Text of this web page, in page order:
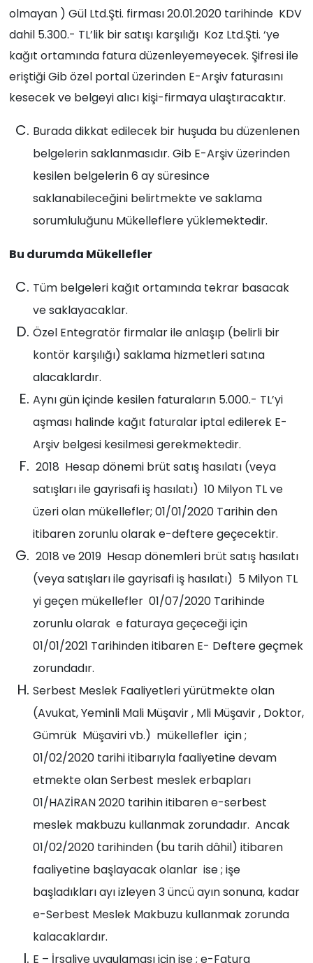
olmayan ) Gül Ltd.Şti. firması 20.01.2020 tarihinde KDV
dahil 5.300.- TL’lik bir satışı karşılığı Koz Ltd.Şti. ‘ye
kağıt ortamında fatura düzenleyemeyecek. Şifresi ile
eriştiği Gib özel portal üzerinden E-Arşiv faturasını
kesecek ve belgeyi alıcı kişi-firmaya ulaştıracaktır.
Burada dikkat edilecek bir huşuda bu düzenlenen
belgelerin saklanmasıdır. Gib E-Arşiv üzerinden
kesilen belgelerin 6 ay süresince
saklanabileceğini belirtmekte ve saklama
sorumluluğunu Mükelleflere yüklemektedir.
Bu durumda Mükellefler
Tüm belgeleri kağıt ortamında tekrar basacak
ve saklayacaklar.
Özel Entegratör firmalar ile anlaşıp (belirli bir
kontör karşılığı) saklama hizmetleri satına
alacaklardır.
Aynı gün içinde kesilen faturaların 5.000.- TL’yi
aşması halinde kağıt faturalar iptal edilerek E-
Arşiv belgesi kesilmesi gerekmektedir.
2018 Hesap dönemi brüt satış hasılatı (veya
satışları ile gayrisafi iş hasılatı) 10 Milyon TL ve
üzeri olan mükellefler; 01/01/2020 Tarihin den
itibaren zorunlu olarak e-deftere geçecektir.
2018 ve 2019 Hesap dönemleri brüt satış hasılatı
(veya satışları ile gayrisafi iş hasılatı) 5 Milyon TL
yi geçen mükellefler 01/07/2020 Tarihinde
zorunlu olarak e faturaya geçeceği için
01/01/2021 Tarihinden itibaren E- Deftere geçmek
zorundadır.
Serbest Meslek Faaliyetleri yürütmekte olan
(Avukat, Yeminli Mali Müşavir , Mli Müşavir , Doktor,
Gümrük Müşaviri vb.) mükellefler için ;
01/02/2020 tarihi itibarıyla faaliyetine devam
etmekte olan Serbest meslek erbapları
01/HAZİRAN 2020 tarihin itibaren e-serbest
meslek makbuzu kullanmak zorundadır. Ancak
01/02/2020 tarihinden (bu tarih dâhil) itibaren
faaliyetine başlayacak olanlar ise ; işe
başladıkları ayı izleyen 3 üncü ayın sonuna, kadar
e-Serbest Meslek Makbuzu kullanmak zorunda
kalacaklardır.
E – İrsaliye uygulaması için ise ; e-Fatura